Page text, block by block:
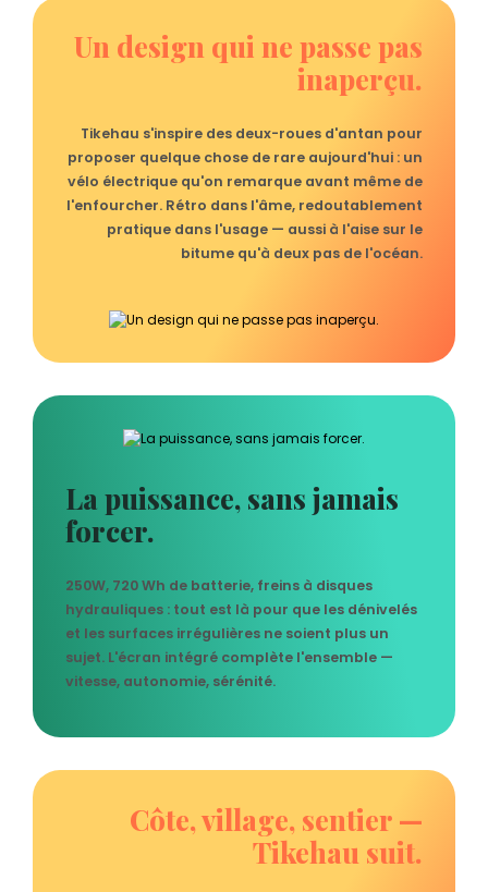
Un design qui ne passe pas
inaperçu.
Tikehau s'inspire des deux-roues d'antan pour
proposer quelque chose de rare aujourd'hui : un
vélo électrique qu'on remarque avant même de
l'enfourcher. Rétro dans l'âme, redoutablement
pratique dans l'usage — aussi à l'aise sur le
bitume qu'à deux pas de l'océan.
La puissance, sans jamais
forcer.
250W, 720 Wh de batterie, freins à disques
hydrauliques : tout est là pour que les dénivelés
et les surfaces irrégulières ne soient plus un
sujet. L'écran intégré complète l'ensemble —
vitesse, autonomie, sérénité.
Côte, village, sentier —
Tikehau suit.